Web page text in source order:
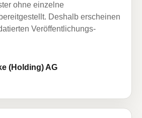
ohne einzelne
Deshalb erscheinen
Veröffentlichungs-
(Holding) AG